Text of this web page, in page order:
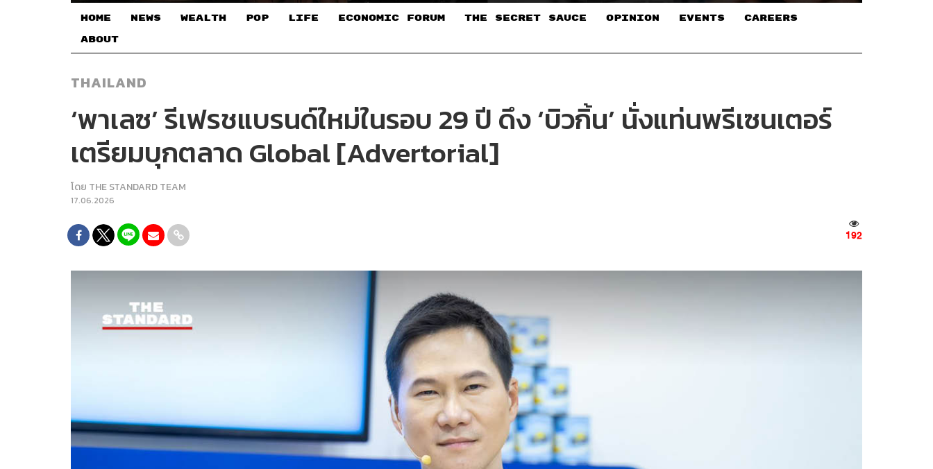
HOME NEWS WEALTH POP LIFE ECONOMIC FORUM THE SECRET SAUCE​ OPINION EVENTS CAREERS
ABOUT
THAILAND
‘พาเลซ’ รีเฟรชแบรนด์ใหม่ในรอบ 29 ปี ดึง ‘บิวกิ้น’ นั่งแท่นพรีเซนเตอร์
เตรียมบุกตลาด Global [Advertorial]
โดย THE STANDARD TEAM
17.06.2026
192